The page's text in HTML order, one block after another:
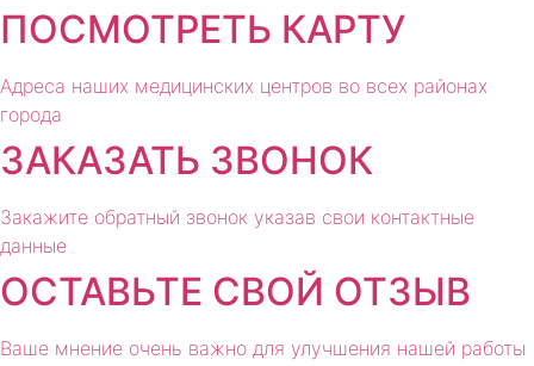
ПОСМОТРЕТЬ КАРТУ
Адреса наших медицинских центров во всех районах
города
ЗАКАЗАТЬ ЗВОНОК
Закажите обратный звонок указав свои контактные
данные
ОСТАВЬТЕ СВОЙ ОТЗЫВ
Ваше мнение очень важно для улучшения нашей работы